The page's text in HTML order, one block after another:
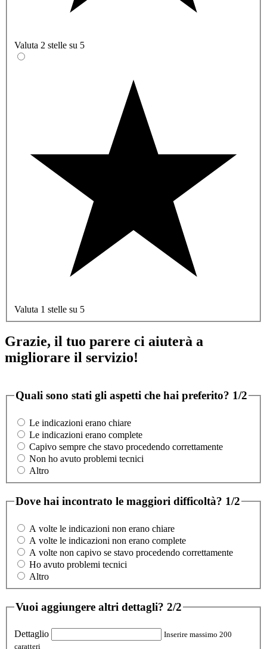
Valuta 2 stelle su 5
Valuta 1 stelle su 5
Grazie, il tuo parere ci aiuterà a
migliorare il servizio!
Quali sono stati gli aspetti che hai preferito? 1/2
Le indicazioni erano chiare
Le indicazioni erano complete
Capivo sempre che stavo procedendo correttamente
Non ho avuto problemi tecnici
Altro
Dove hai incontrato le maggiori difficoltà? 1/2
A volte le indicazioni non erano chiare
A volte le indicazioni non erano complete
A volte non capivo se stavo procedendo correttamente
Ho avuto problemi tecnici
Altro
Vuoi aggiungere altri dettagli? 2/2
Dettaglio
Inserire massimo 200
caratteri